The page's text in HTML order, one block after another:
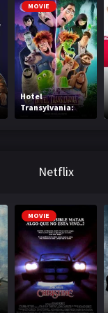
SithMOVIE
Hotel
Transylvania:
Transformanía
Netflix
MOVIE